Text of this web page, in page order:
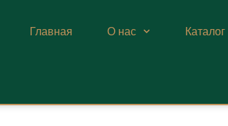
Главная О нас Каталог